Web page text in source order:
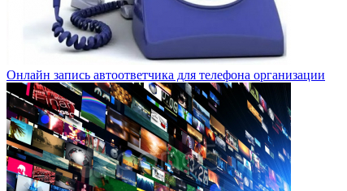
Онлайн запись автоответчика для телефона организации